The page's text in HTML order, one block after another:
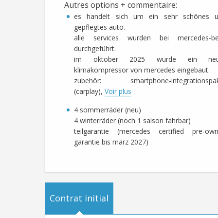
Autres options + commentaire:
es handelt sich um ein sehr schönes
gepflegtes auto.
alle services wurden bei mercedes-
durchgeführt.
im oktober 2025 wurde ein
klimakompressor von mercedes eingebaut.
zubehör: smartphone-
(carplay), Voir plus
4 sommerräder (neu)
4 winterräder (noch 1 saison fahrbar)
teilgarantie (mercedes certified pre-
garantie bis märz 2027)
Contrat initial